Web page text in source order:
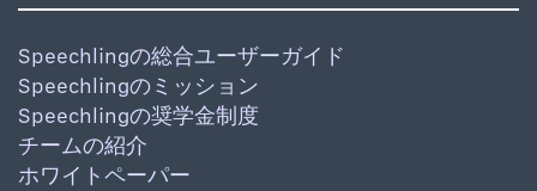
Speechlingの総合ユーザーガイド
Speechlingのミッション
Speechlingの奨学金制度
チームの紹介
ホワイトペーパー